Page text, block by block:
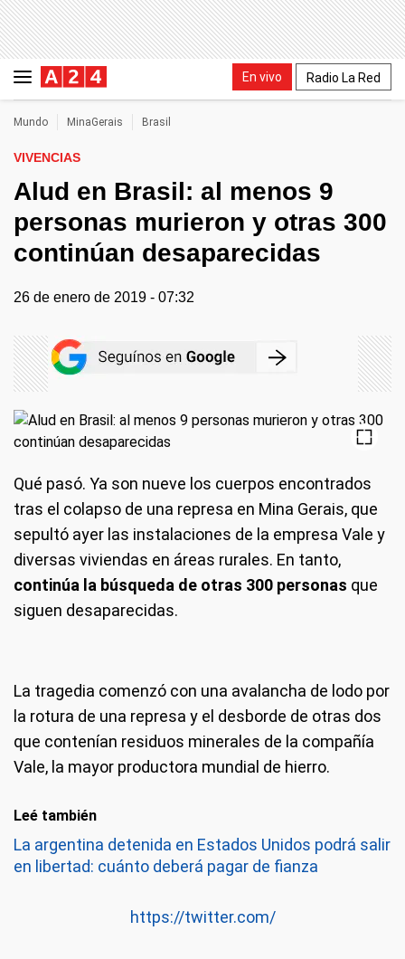
En vivo Radio La Red
Mundo MinaGerais Brasil
VIVENCIAS
Alud en Brasil: al menos 9
personas murieron y otras 300
continúan desaparecidas
26 de enero de 2019 - 07:32
Qué pasó. Ya son nueve los cuerpos encontrados
tras el colapso de una represa en Mina Gerais, que
sepultó ayer las instalaciones de la empresa Vale y
diversas viviendas en áreas rurales. En tanto,
continúa la búsqueda de otras 300 personas que
siguen desaparecidas.
La tragedia comenzó con una avalancha de lodo por
la rotura de una represa y el desborde de otras dos
que contenían residuos minerales de la compañía
Vale, la mayor productora mundial de hierro.
Leé también
La argentina detenida en Estados Unidos podrá salir
en libertad: cuánto deberá pagar de fianza
https://twitter.com/